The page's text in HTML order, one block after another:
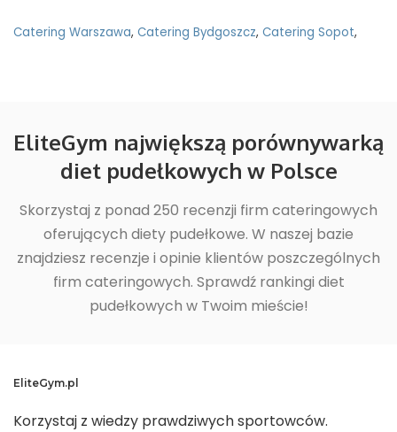
Catering Warszawa, Catering Bydgoszcz, Catering Sopot,
EliteGym największą porównywarką
diet pudełkowych w Polsce
Skorzystaj z ponad 250 recenzji firm cateringowych
oferujących diety pudełkowe. W naszej bazie
znajdziesz recenzje i opinie klientów poszczególnych
firm cateringowych. Sprawdź rankingi diet
pudełkowych w Twoim mieście!
EliteGym.pl
Korzystaj z wiedzy prawdziwych sportowców.